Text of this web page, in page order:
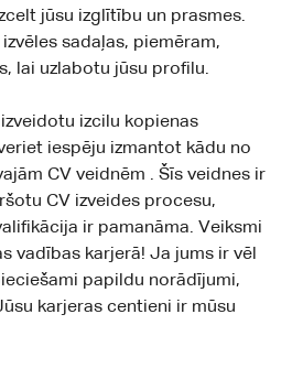
jūsu izglītību un prasmes.
sadaļas, piemēram,
lai uzlabotu jūsu profilu.
izcilu kopienas
iespēju izmantot kādu no
CV veidnēm . Šīs veidnes ir
CV izveides procesu,
ir pamanāma. Veiksmi
vadības karjerā! Ja jums ir vēl
papildu norādījumi,
karjeras centieni ir mūsu